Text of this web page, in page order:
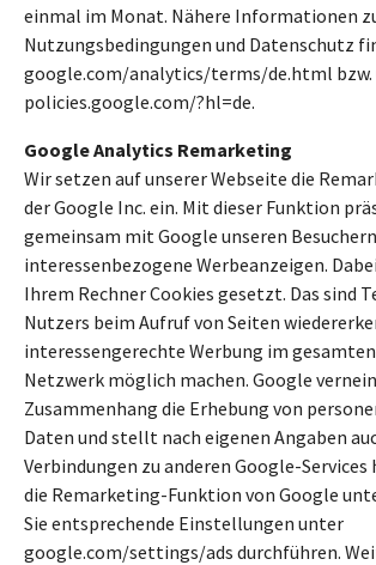
einmal im Monat. Nähere Informationen
Nutzungsbedingungen und Datenschutz
google.com/analytics/terms/de.html
policies.google.com/?hl=de.
Google Analytics Remarketing
Wir setzen auf unserer Webseite die
der Google Inc. ein. Mit dieser Funktion
gemeinsam mit Google unseren
interessenbezogene Werbeanzeigen.
Ihrem Rechner Cookies gesetzt. Das sind
Nutzers beim Aufruf von Seiten
interessengerechte Werbung im
Netzwerk möglich machen. Google
Zusammenhang die Erhebung von
Daten und stellt nach eigenen Angaben
Verbindungen zu anderen Google-Services
die Remarketing-Funktion von Google
Sie entsprechende Einstellungen unter
google.com/settings/ads durchführen.